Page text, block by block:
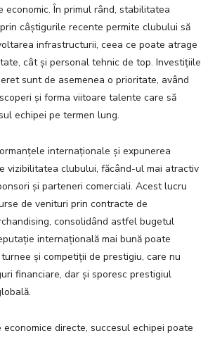
economic. În primul rând, stabilitatea
câștigurile recente permite clubului să
infrastructurii, ceea ce poate atrage
cât și personal tehnic de top. Investițiile
sunt de asemenea o prioritate, având
și forma viitoare talente care să
echipei pe termen lung.
internaționale și expunerea
vizibilitatea clubului, făcând-ul mai atractiv
și parteneri comerciali. Acest lucru
de venituri prin contracte de
consolidând astfel bugetul
internațională mai bună poate
și competiții de prestigiu, care nu
financiare, dar și sporesc prestigiul
directe, succesul echipei poate